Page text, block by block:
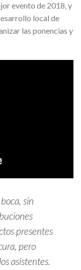
evento de 2018, y
local de
las ponencias y
sin
presentes
pero
asistentes.